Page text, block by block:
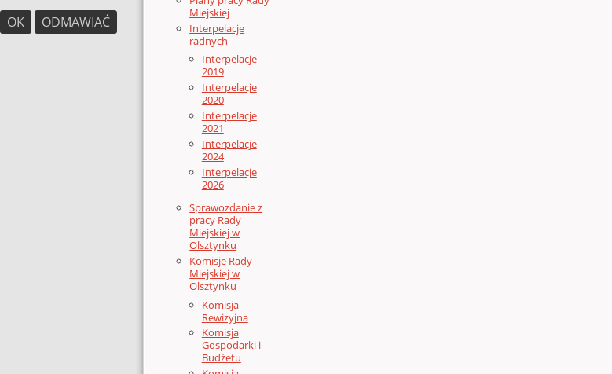
Miejskiej
Interpelacje
radnych
Interpelacje
2019
Interpelacje
2020
Interpelacje
2021
Interpelacje
2024
Interpelacje
2026
Sprawozdanie z
pracy Rady
Miejskiej w
Olsztynku
Komisje Rady
Miejskiej w
Olsztynku
Komisja
Rewizyjna
Komisja
Gospodarki i
Budżetu
OK
ODMAWIAĆ